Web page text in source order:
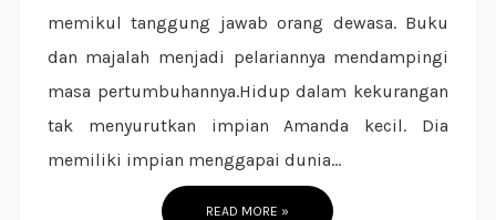
memikul tanggung jawab orang dewasa. Buku
dan majalah menjadi pelariannya mendampingi
masa pertumbuhannya.Hidup dalam kekurangan
tak menyurutkan impian Amanda kecil. Dia
memiliki impian menggapai dunia...
READ MORE »